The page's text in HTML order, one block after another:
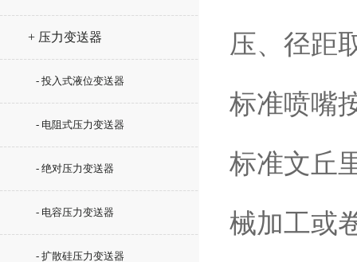
+ 压力变送器
- 投入式液位变送器
- 电阻式压力变送器
- 绝对压力变送器
- 电容压力变送器
- 扩散硅压力变送器
压、径距
标准喷嘴
标准文丘
械加工或